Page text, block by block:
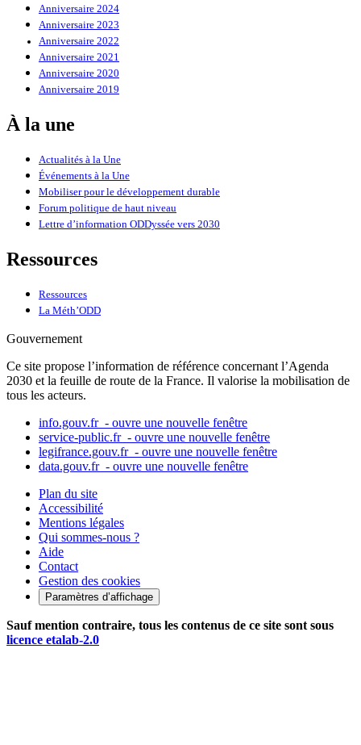
Anniversaire 2024
Anniversaire 2023
Anniversaire 2022
Anniversaire 2021
Anniversaire 2020
Anniversaire 2019
À la une
Actualités à la Une
Événements à la Une
Mobiliser pour le développement durable
Forum politique de haut niveau
Lettre d’information ODDyssée vers 2030
Ressources
Ressources
La Méth’ODD
Gouvernement
Ce site propose l’information de référence concernant l’Agenda
2030 et la feuille de route de la France. Il valorise la mobilisation de
tous les acteurs.
info.gouv.fr - ouvre une nouvelle fenêtre
service-public.fr - ouvre une nouvelle fenêtre
legifrance.gouv.fr - ouvre une nouvelle fenêtre
data.gouv.fr - ouvre une nouvelle fenêtre
Plan du site
Accessibilité
Mentions légales
Qui sommes-nous ?
Aide
Contact
Gestion des cookies
Paramètres d’affichage
Sauf mention contraire, tous les contenus de ce site sont sous
licence etalab-2.0